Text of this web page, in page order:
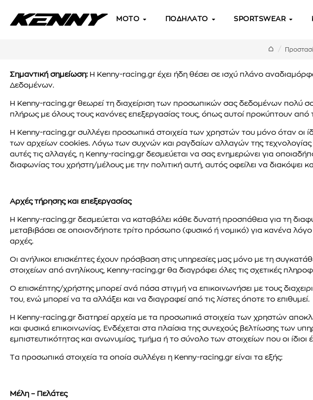
MOTO ΠΟΔΗΛΑΤΟ SPORTSWEAR
Σημαντική σημείωση: Η Kenny-racing.gr έχει ήδη θέσει σε ισχύ πλάνο
Δεδομένων.
Η Kenny-racing.gr θεωρεί τη διαχείριση των προσωπικών σας δεδομένων πολύ
πλήρως με όλους τους κανόνες επεξεργασίας τους, όπως αυτοί προκύπτουν από
Η Kenny-racing.gr συλλέγει προσωπικά στοιχεία των χρηστών του μόνο όταν οι
των αρχείων cookies. Λόγω των συχνών και ραγδαίων αλλαγών της
αυτές τις αλλαγές, η Kenny-racing.gr δεσμεύεται να σας ενημερώνει για
διαφωνίας του χρήστη/μέλους με την πολιτική αυτή, αυτός οφείλει να διακόψει
Αρχές τήρησης και επεξεργασίας
Η Kenny-racing.gr δεσμεύεται να καταβάλει κάθε δυνατή προσπάθεια για τη
μεταβιβάσει σε οποιονδήποτε τρίτο πρόσωπο (φυσικό ή νομικό) για κανένα
αρχές.
Οι ανήλικοι επισκέπτες έχουν πρόσβαση στις υπηρεσίες μας μόνο με τη
στοιχείων από ανηλίκους, Kenny-racing.gr θα διαγράφει όλες τις σχετικές
Ο επισκέπτης/χρήστης μπορεί ανά πάσα στιγμή να επικοινωνήσει με τους
του, ενώ μπορεί να τα αλλάξει και να διαγραφεί από τις λίστες όποτε το επιθυμεί.
Η Kenny-racing.gr διατηρεί αρχεία με τα προσωπικά στοιχεία των χρηστών
και φυσικά επικοινωνίας. Ενδέχεται στα πλαίσια της συνεχούς βελτίωσης των
εμπιστευτικότητας και ανωνυμίας, τμήμα ή το σύνολο των στοιχείων που οι ίδιοι
Τα προσωπικά στοιχεία τα οποία συλλέγει η Kenny-racing.gr είναι τα εξής:
Μέλη – Πελάτες